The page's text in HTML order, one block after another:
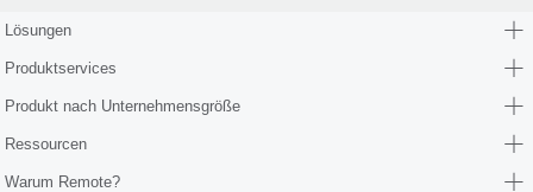
Lösungen
Produktservices
Produkt nach Unternehmensgröße
Ressourcen
Warum Remote?